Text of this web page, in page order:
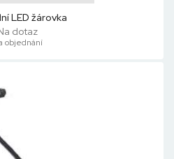
LED žárovka
dotaz
objednání